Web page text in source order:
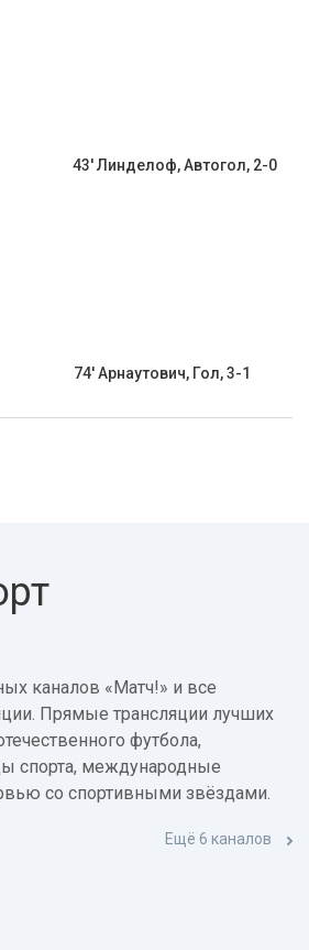
43' Линделоф, Автогол, 2-0
74' Арнаутович, Гол, 3-1
каналов «Матч!» и все
Прямые трансляции лучших
футбола,
спорта, международные
со спортивными звёздами.
Ещё 6 каналов